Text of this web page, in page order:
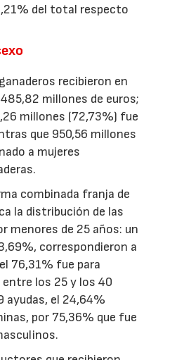
del total respecto
recibieron en
millones de euros;
millones (72,73%) fue
que 950,56 millones
a mujeres
combinada franja de
la distribución de las
menores de 25 años: un
correspondieron a
76,31% fue para
los 25 y los 40
ayudas, el 24,64%
por 75,36% que fue